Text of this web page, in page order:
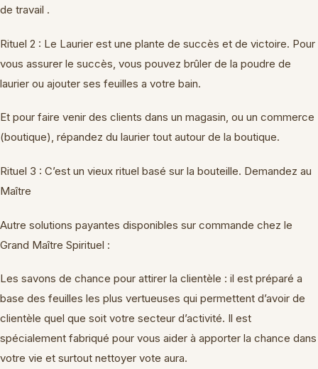
de travail .
Rituel 2 : Le Laurier est une plante de succès et de victoire. Pour
vous assurer le succès, vous pouvez brûler de la poudre de
laurier ou ajouter ses feuilles a votre bain.
Et pour faire venir des clients dans un magasin, ou un commerce
(boutique), répandez du laurier tout autour de la boutique.
Rituel 3 : C’est un vieux rituel basé sur la bouteille. Demandez au
Maître
Autre solutions payantes disponibles sur commande chez le
Grand Maître Spirituel :
Les savons de chance pour attirer la clientèle : il est préparé a
base des feuilles les plus vertueuses qui permettent d’avoir de
clientèle quel que soit votre secteur d’activité. Il est
spécialement fabriqué pour vous aider à apporter la chance dans
votre vie et surtout nettoyer vote aura.